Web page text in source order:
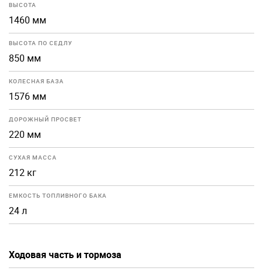
ВЫСОТА
1460 мм
ВЫСОТА ПО СЕДЛУ
850 мм
КОЛЕСНАЯ БАЗА
1576 мм
ДОРОЖНЫЙ ПРОСВЕТ
220 мм
СУХАЯ МАССА
212 кг
ЕМКОСТЬ ТОПЛИВНОГО БАКА
24 л
Ходовая часть и тормоза